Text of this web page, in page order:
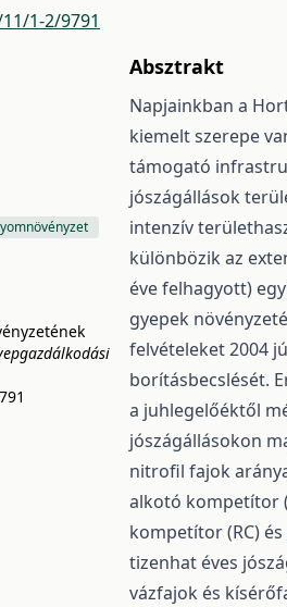
1-2/9791
Absztrakt
Napjainkban a
kiemelt szerepe
támogató
jószágállások
intenzív
különbözik az
éve felhagyott)
gyepek
felvételeket 2004
borításbecslését.
a juhlegelőéktől
jószágállásokon
nitrofil fajok
alkotó kompetítor
kompetítor (RC)
tizenhat éves
vázfajok és